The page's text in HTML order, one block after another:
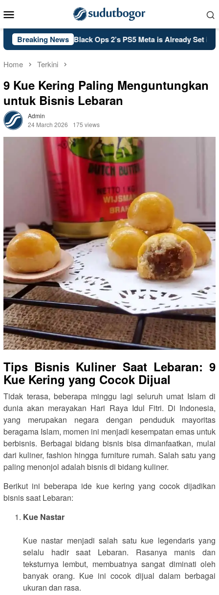
to
Menu
Breaking News
Ops 2’s PS5 Meta is Already Set in Stone Kelsey
Home Terkini
9 Kue Kering Paling Menguntungkan
untuk Bisnis Lebaran
Admin
24 March 2026
175 views
Tips Bisnis Kuliner Saat Lebaran: 9
Kue Kering yang Cocok Dijual
Tidak terasa, beberapa minggu lagi seluruh umat Islam di
dunia akan merayakan Hari Raya Idul Fitri. Di Indonesia,
yang merupakan negara dengan penduduk mayoritas
beragama Islam, momen ini menjadi kesempatan emas untuk
berbisnis. Berbagai bidang bisnis bisa dimanfaatkan, mulai
dari kuliner, fashion hingga furniture rumah. Salah satu yang
paling menonjol adalah bisnis di bidang kuliner.
Berikut ini beberapa ide kue kering yang cocok dijadikan
bisnis saat Lebaran:
Kue Nastar
Kue nastar menjadi salah satu kue legendaris yang
selalu hadir saat Lebaran. Rasanya manis dan
teksturnya lembut, membuatnya sangat diminati oleh
banyak orang. Kue ini cocok dijual dalam berbagai
ukuran dan rasa.